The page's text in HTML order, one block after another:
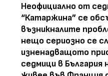
Неофициално от
“Катаржина” се
възникналите
нещо сериозно се
изненадващото
седмици в България